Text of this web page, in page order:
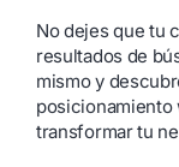
No dejes que tu
resultados de
mismo y
posicionamiento
transformar tu